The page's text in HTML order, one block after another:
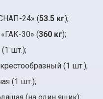
24» (53.5 кг);
30» (360 кг);
(1 шт.);
(1 шт.);
(1 шт.);
(на один ящик);